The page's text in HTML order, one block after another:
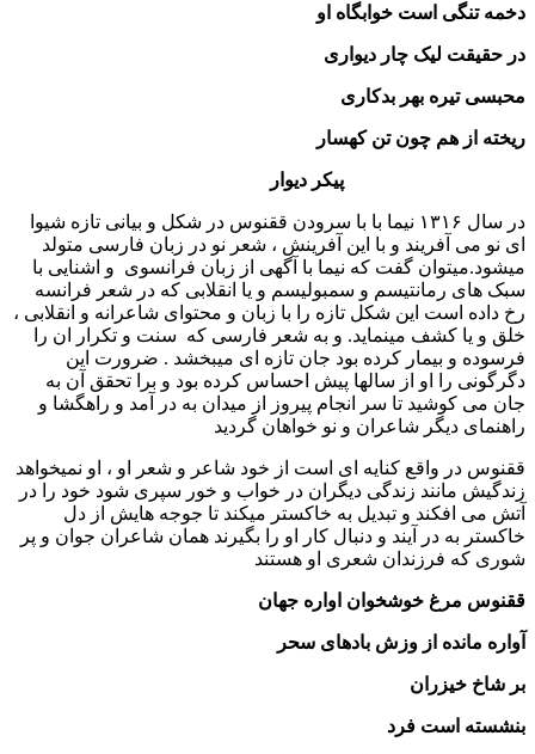
دخمه تنگی است خوابگاه او
در حقیقت لیک چار دیواری
محبسی تیره بهر بدکاری
ریخته از هم چون تن کهسار
پیکر دیوار
در سال ۱۳۱۶ نیما با با سرودن ققنوس در شکل و بیانی تازه شیوا
ای نو می آفریند و با این آفرینش ، شعر نو در زبان فارسی متولد
میشود.میتوان گفت که نیما با آگهی از زبان فرانسوی و اشنایی با
سبک های رمانتیسم و سمبولیسم و یا انقلابی که در شعر فرانسه
رخ داده است این شکل تازه را با زبان و محتوای شاعرانه و انقلابی ،
خلق و یا کشف مینماید. و به شعر فارسی که سنت و تکرار ان را
فرسوده و بیمار کرده بود جان تازه ای میبخشد . ضرورت این
دگرگونی را او از سالها پیش احساس کرده بود و برا تحقق آن به
جان می کوشید تا سر انجام پیروز از میدان به در آمد و راهگشا و
راهنمای دیگر شاعران و نو خواهان گردید
ققنوس در واقع کنایه ای است از خود شاعر و شعر او ، او نمیخواهد
زندگیش مانند زندگی دیگران در خواب و خور سپری شود خود را در
آتش می افکند و تبدیل به خاکستر میکند تا جوجه هایش از دل
خاکستر به در آیند و دنبال کار او را بگیرند همان شاعران جوان و پر
شوری که فرزندان شعری او هستند
ققنوس مرغ خوشخوان اواره جهان
آواره مانده از وزش بادهای سحر
بر شاخ خیزران
بنشسته است فرد